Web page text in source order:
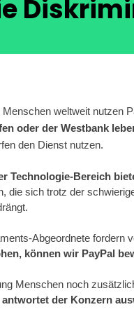
weltweit nutzen
oder der Westbank
den Dienst nutzen.
Technologie-Bereich
die sich trotz der
Abgeordnete fordern
können wir PayPal
Menschen noch
der Konzern